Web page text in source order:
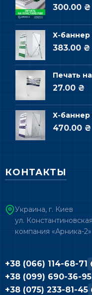
300.00 ₴
Х-баннер
383.00 ₴
Печать
27.00 ₴
Х-баннер
470.00 ₴
КОНТАКТЫ
Украина, г. Киев
ул.
компания «Арника-2»
+38 (066) 114-68-71
+38 (099) 690-36-95
+38 (075) 233-81-45